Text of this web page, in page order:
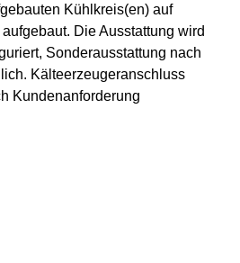
Kühlkreis(en) auf
Die Ausstattung wird
Sonderausstattung nach
Kälteerzeugeranschluss
Kundenanforderung